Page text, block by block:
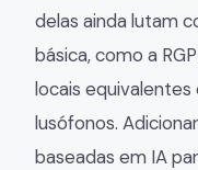
delas ainda lutam
básica, como a
locais
lusófonos.
baseadas em IA